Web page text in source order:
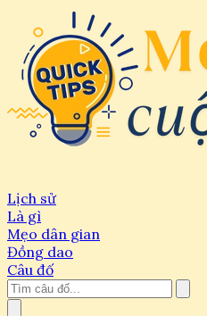
Lịch sử
Là gì
Mẹo dân gian
Đồng dao
Câu đố